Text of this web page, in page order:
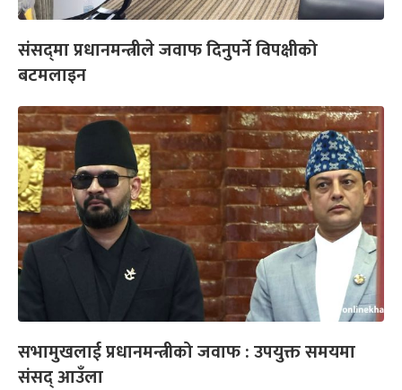
संसद्‌मा प्रधानमन्त्रीले जवाफ दिनुपर्ने विपक्षीको
बटमलाइन
सभामुखलाई प्रधानमन्त्रीको जवाफ : उपयुक्त समयमा
संसद् आउँला